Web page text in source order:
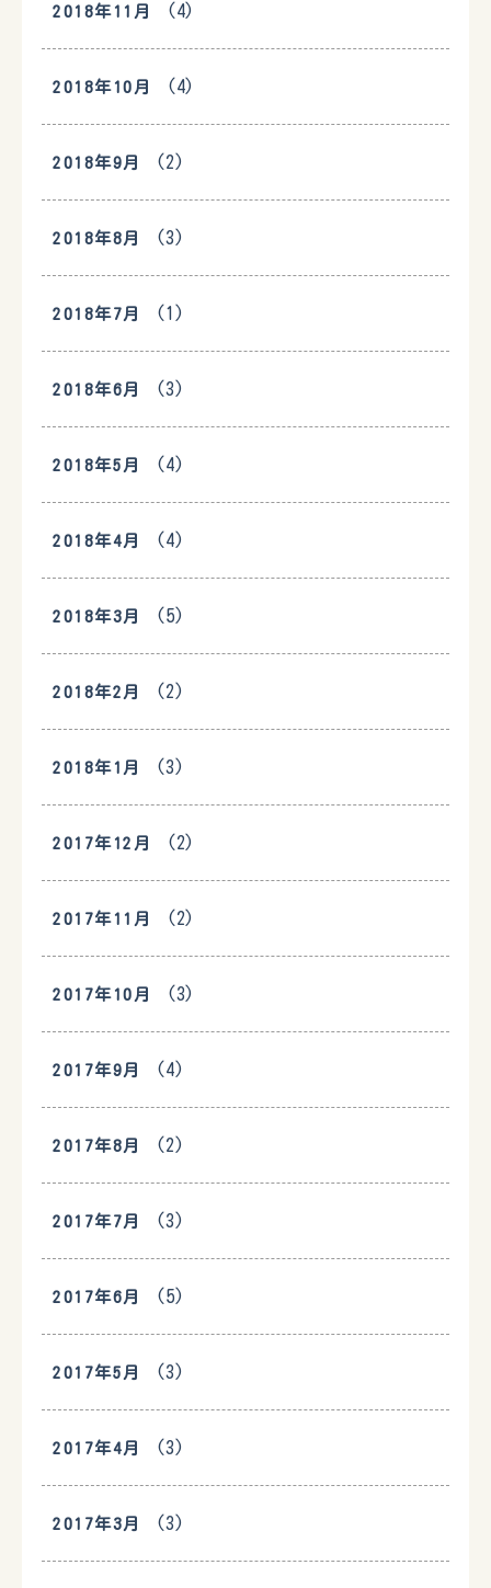
2018年11月 (4)
2018年10月 (4)
2018年9月 (2)
2018年8月 (3)
2018年7月 (1)
2018年6月 (3)
2018年5月 (4)
2018年4月 (4)
2018年3月 (5)
2018年2月 (2)
2018年1月 (3)
2017年12月 (2)
2017年11月 (2)
2017年10月 (3)
2017年9月 (4)
2017年8月 (2)
2017年7月 (3)
2017年6月 (5)
2017年5月 (3)
2017年4月 (3)
2017年3月 (3)